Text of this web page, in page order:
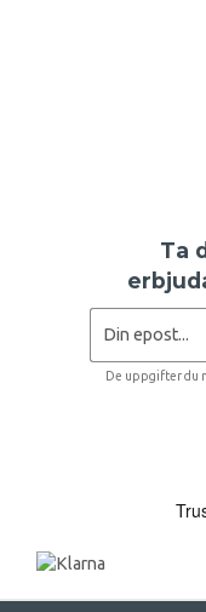
Ta
De uppgifter du